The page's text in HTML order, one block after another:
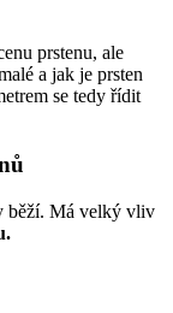
prstenu, ale
a jak je prsten
se tedy řídit
běží. Má velký vliv